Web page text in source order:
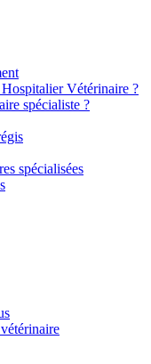
Hospitalier Vétérinaire ?
spécialiste ?
spécialisées